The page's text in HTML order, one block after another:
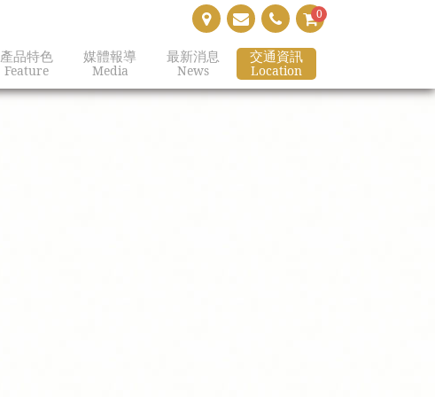
產品特色
Feature
媒體報導
Media
最新消息
News
交通資訊
Location
0